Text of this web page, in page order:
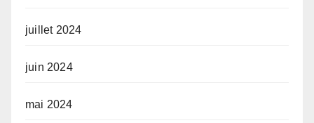
juillet 2024
juin 2024
mai 2024